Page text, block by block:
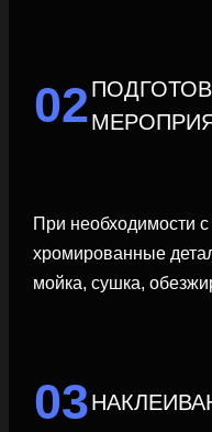
02
При необходимости
хромированные
мойка, сушка,
03